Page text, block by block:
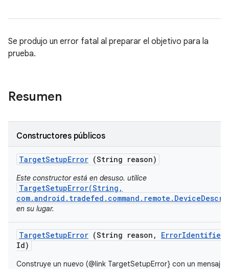
Se produjo un error fatal al preparar el objetivo para la
prueba.
Resumen
Constructores públicos
TargetSetupError (String reason)
Este constructor está en desuso. utilice
TargetSetupError(String,
en su lugar.
TargetSetupError (String reason , ErrorIdentifier
Id)
Construye un nuevo (@link TargetSetupError} con un mensaje